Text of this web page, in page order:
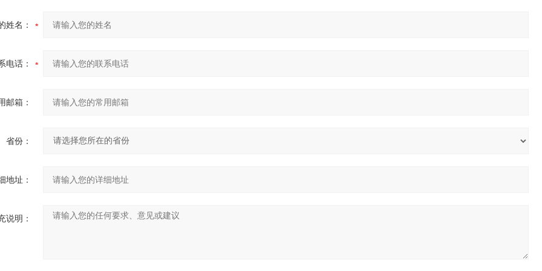
姓名：
电话：
邮箱：
省份：
地址：
说明：